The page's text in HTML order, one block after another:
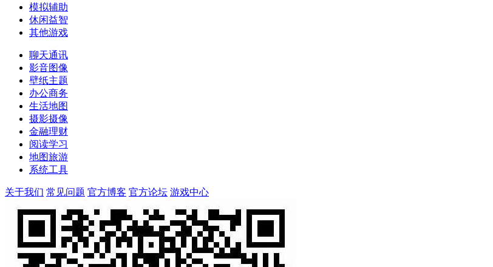
模拟辅助
休闲益智
其他游戏
聊天通讯
影音图像
壁纸主题
办公商务
生活地图
摄影摄像
金融理财
阅读学习
地图旅游
系统工具
关于我们 常见问题 官方博客 官方论坛 游戏中心